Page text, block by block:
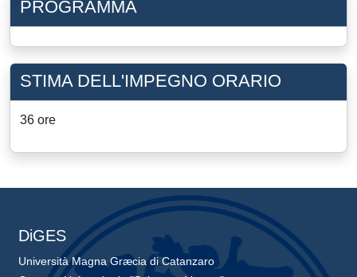
PROGRAMMA
STIMA DELL'IMPEGNO ORARIO
36 ore
DiGES
Università Magna Græcia di Catanzaro